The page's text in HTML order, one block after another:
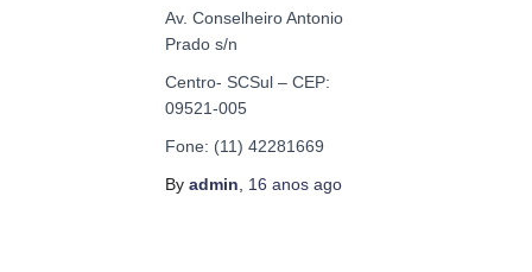
Av. Conselheiro Antonio
Prado s/n
Centro- SCSul – CEP:
09521-005
Fone: (11) 42281669
By admin 16 anos ago